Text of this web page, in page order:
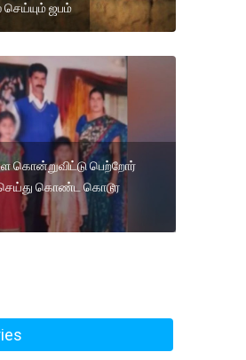
செய்யும் ஜபம்
கொன்றுவிட்டு பெற்றோர்
கொண்ட கொடூர